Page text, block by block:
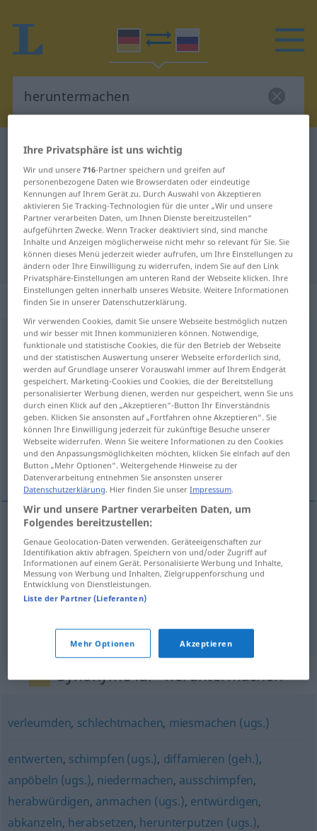
Deutsch-Russisch Wörterbuch
Deutsch-Russisch Übersetzung für
"heruntermachen"
"heruntermachen" Russisch
Übersetzung
„heruntermachen“
heruntermachenv/t FIG UMG
Übersicht aller Übersetzungen
(Für mehr Details die Übersetzung anklicken/antippen)
отчитывать <-читать ; -читанный>, критиковать
<рас->
от-, разделывать <-ать > под орех
отчитывать <-читать ; -читанный>
heruntermachen
от-, разделывать UMG<-ать > под
Synonyme für "heruntermachen"
verleumden, schlechtmachen, miesmachen (ugs.)
entwerten, schimpfen (ugs.), diffamieren (geh.),
anpöbeln (ugs.), niedermachen, ausschimpfen,
herabwürdigen, anmachen (ugs.), entwürdigen,
abkanzeln, herabsetzen, herunterputzen (ugs.),
Ihre Privatsphäre ist uns wichtig
Wir und unsere716-Partner speichern und greifen auf
personenbezogene Daten wie Browserdaten oder eindeutige
Kennungen auf Ihrem Gerät zu. Durch Auswahl von Akzeptieren
aktivieren Sie Tracking-Technologien für die unter „Wir und unsere
Partner verarbeiten Daten, um Ihnen Dienste bereitzustellen“
aufgeführten Zwecke. Wenn Tracker deaktiviert sind, sind manche
Inhalte und Anzeigen möglicherweise nicht mehr so relevant für Sie. Sie
können dieses Menü jederzeit wieder aufrufen, um Ihre Einstellungen zu
ändern oder Ihre Einwilligung zu widerrufen, indem Sie auf den Link
Privatsphäre-Einstellungen am unteren Rand der Webseite klicken. Ihre
Einstellungen gelten innerhalb unseres Website. Weitere Informationen
finden Sie in unserer Datenschutzerklärung.
Wir verwenden Cookies, damit Sie unsere Webseite bestmöglich nutzen
und wir besser mit Ihnen kommunizieren können. Notwendige,
funktionale und statistische Cookies, die für den Betrieb der Webseite
und der statistischen Auswertung unserer Webseite erforderlich sind,
werden auf Grundlage unserer Vorauswahl immer auf Ihrem Endgerät
gespeichert. Marketing-Cookies und Cookies, die der Bereitstellung
personalisierter Werbung dienen, werden nur gespeichert, wenn Sie uns
durch einen Klick auf den „Akzeptieren“-Button Ihr Einverständnis
geben. Klicken Sie ansonsten auf „Fortfahren ohne Akzeptieren“. Sie
können Ihre Einwilligung jederzeit für zukünftige Besuche unserer
Webseite widerrufen. Wenn Sie weitere Informationen zu den Cookies
und den Anpassungsmöglichkeiten möchten, klicken Sie einfach auf den
Button „Mehr Optionen“. Weitergehende Hinweise zu der
Datenverarbeitung entnehmen Sie ansonsten unserer
Datenschutzerklärung. Hier finden Sie unserImpressum.
Wir und unsere Partner verarbeiten Daten, um
Folgendes bereitzustellen:
Genaue Geolocation-Daten verwenden. Geräteeigenschaften zur
Identifikation aktiv abfragen. Speichern von und/oder Zugriff auf
Informationen auf einem Gerät. Personalisierte Werbung und Inhalte,
Messung von Werbung und Inhalten, Zielgruppenforschung und
Entwicklung von Dienstleistungen.
Liste der Partner (Lieferanten)
Mehr Optionen Akzeptieren